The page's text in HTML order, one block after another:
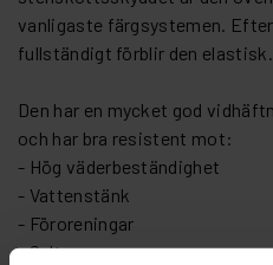
vanligaste färgsystemen.
fullständigt förblir den elastisk.
Den har en mycket god
och har bra resistent mot:
- Hög väderbeständighet
- Vattenstänk
- Föroreningar
- Salt